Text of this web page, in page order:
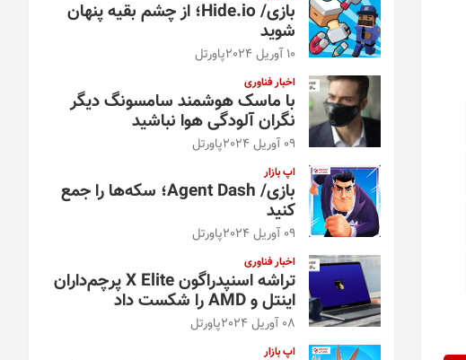
بازی/ Hide.io؛ از چشم بقیه پنهان
شوید
10 آوریل 2024 پاورتل
اخبار فناوری
با ماسک هوشمند سامسونگ دیگر
نگران آلودگی هوا نباشید
09 آوریل 2024 پاورتل
اپ بازار
بازی/ Agent Dash؛ سکه‌ها را جمع
کنید
09 آوریل 2024 پاورتل
اخبار فناوری
تراشه اسنپدراگون X Elite پرچم‌داران
اینتل و AMD را شکست داد
08 آوریل 2024 پاورتل
اپ بازار